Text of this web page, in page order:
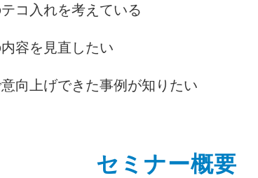
コ入れを考えている
容を見直したい
向上げできた事例が知りたい
セミナー概要